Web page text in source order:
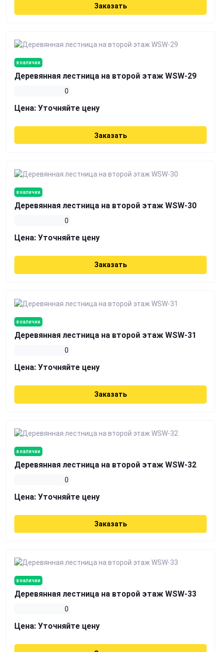
Заказать
в наличии
Деревянная лестница на второй этаж WSW-29
0
Цена: Уточняйте цену
Заказать
в наличии
Деревянная лестница на второй этаж WSW-30
0
Цена: Уточняйте цену
Заказать
в наличии
Деревянная лестница на второй этаж WSW-31
0
Цена: Уточняйте цену
Заказать
в наличии
Деревянная лестница на второй этаж WSW-32
0
Цена: Уточняйте цену
Заказать
в наличии
Деревянная лестница на второй этаж WSW-33
0
Цена: Уточняйте цену